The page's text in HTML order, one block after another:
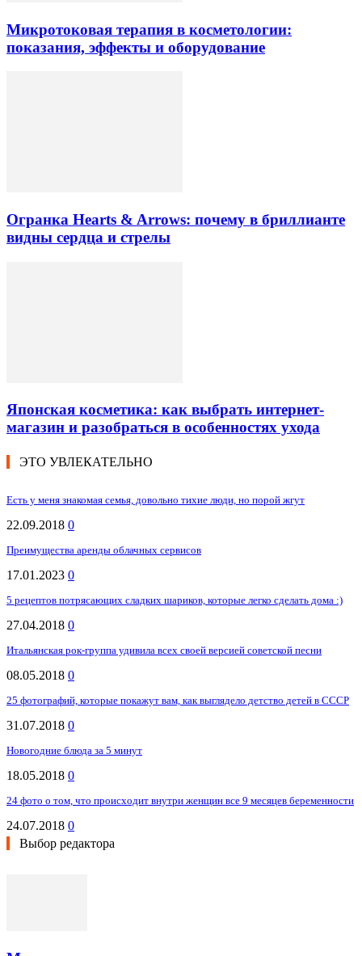
Микротоковая терапия в косметологии:
показания, эффекты и оборудование
Огранка Hearts & Arrows: почему в бриллианте
видны сердца и стрелы
Японская косметика: как выбрать интернет-
магазин и разобраться в особенностях ухода
ЭТО УВЛЕКАТЕЛЬНО
Есть у меня знакомая семья, довольно тихие люди, но порой жгут
22.09.2018 0
Преимущества аренды облачных сервисов
17.01.2023 0
5 рецептов потрясающих сладких шариков, которые легко сделать дома :)
27.04.2018 0
Итальянская рок-группа удивила всех своей версией советской песни
08.05.2018 0
25 фотографий, которые покажут вам, как выглядело детство детей в СССР
31.07.2018 0
Новогодние блюда за 5 минут
18.05.2018 0
24 фото о том, что происходит внутри женщин все 9 месяцев беременности
24.07.2018 0
Выбор редактора